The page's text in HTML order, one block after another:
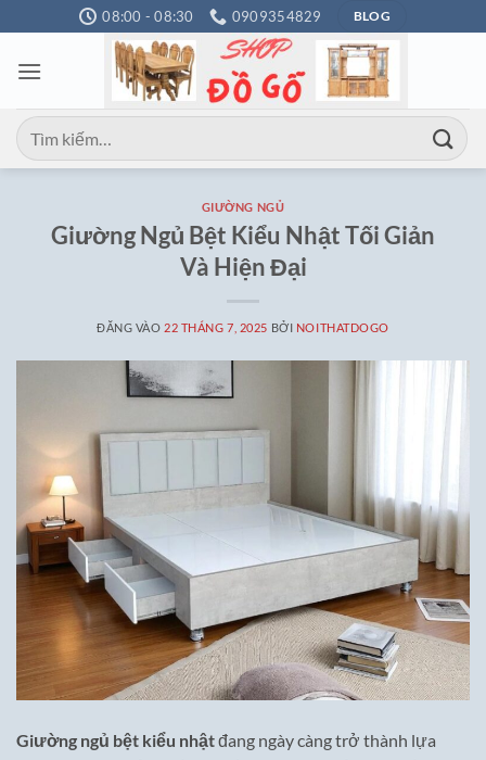
qua
nội
08:00 - 08:30 0909354829 BLOG
Tìm
kiếm:
GIƯỜNG NGỦ
Giường Ngủ Bệt Kiểu Nhật Tối Giản
Và Hiện Đại
ĐĂNG VÀO 22 THÁNG 7, 2025 BỞI NOITHATDOGO
Giường ngủ bệt kiểu nhậtđang ngày càng trở thành lựa